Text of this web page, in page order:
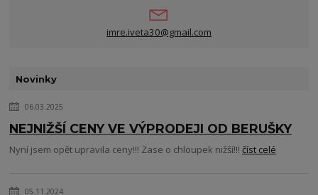
imre.iveta30@gmail.com
Novinky
06.03.2025
NEJNIŽŠÍ CENY VE VÝPRODEJI OD BERUŠKY
Nyní jsem opět upravila ceny!!! Zase o chloupek nižší!!!číst celé
05.11.2024